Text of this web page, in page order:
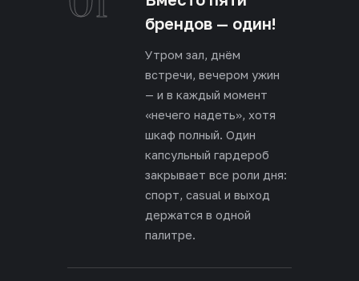
брендов — один!
Утром зал, днём
встречи, вечером ужин
— и в каждый момент
«нечего надеть», хотя
шкаф полный. Один
капсульный гардероб
закрывает все роли дня:
спорт, casual и выход
держатся в одной
палитре.